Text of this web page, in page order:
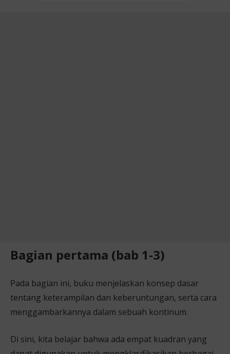
Bagian pertama (bab 1-3)
Pada bagian ini, buku menjelaskan konsep dasar
tentang keterampilan dan keberuntungan, serta cara
menggambarkannya dalam sebuah kontinum.
Di sini, kita belajar bahwa ada empat kuadran yang